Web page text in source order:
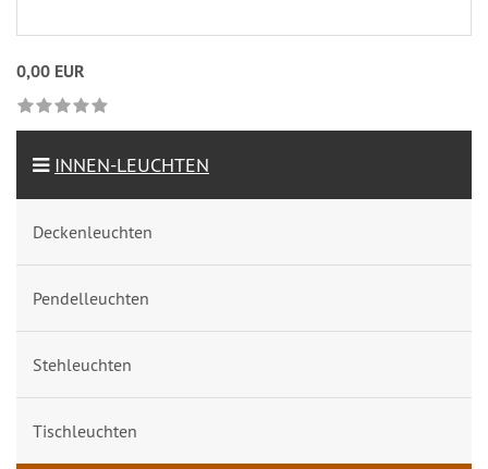
0,00 EUR
INNEN-LEUCHTEN
Deckenleuchten
Pendelleuchten
Stehleuchten
Tischleuchten